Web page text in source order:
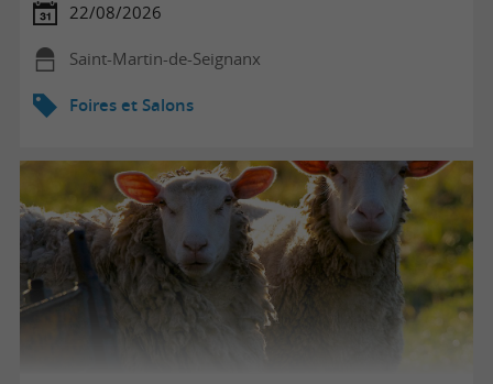
22/08/2026
Saint-Martin-de-Seignanx
Foires et Salons